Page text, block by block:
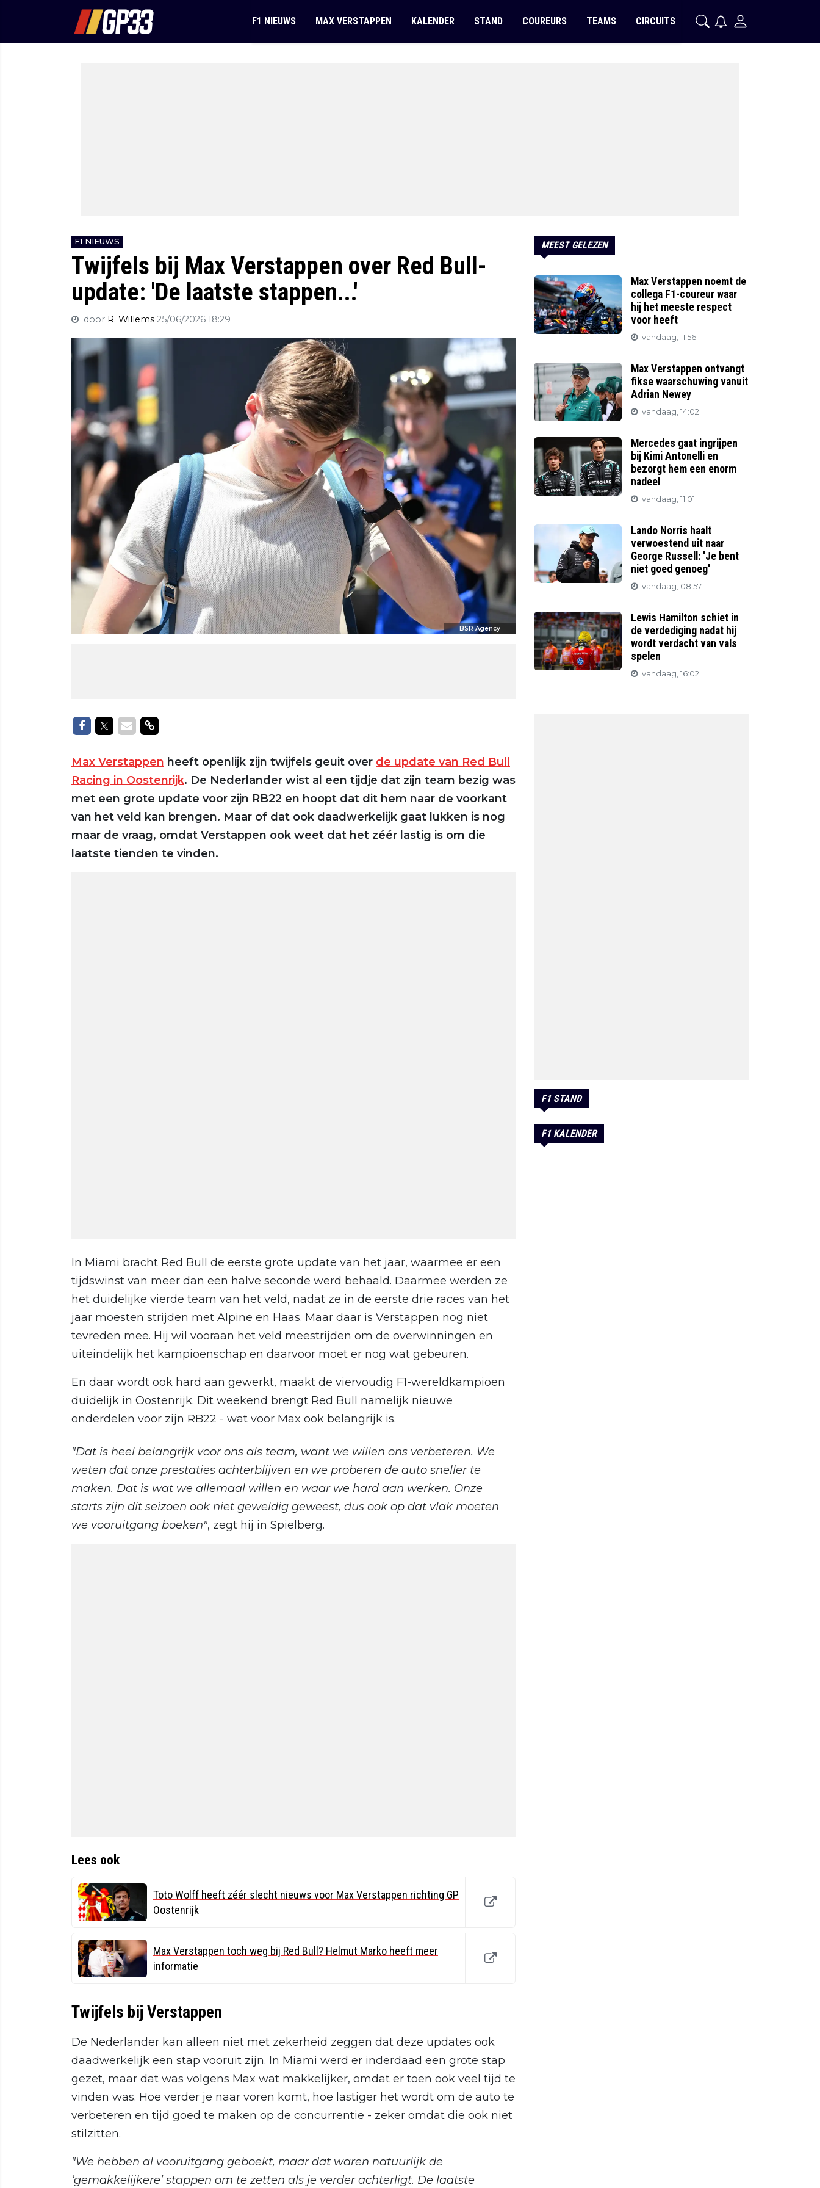
F1 NIEUWS MAX VERSTAPPEN KALENDER STAND COUREURS TEAMS CIRCUITS
F1 NIEUWS
Twijfels bij Max Verstappen over Red Bull-
update: 'De laatste stappen...'
door R. Willems 25/06/2026 18:29
BSR Agency
Delen op Facebook
Delen op Twitter
Delen via Mail
Delen via link
Max Verstappen heeft openlijk zijn twijfels geuit over de update van Red Bull
Racing in Oostenrijk. De Nederlander wist al een tijdje dat zijn team bezig was
met een grote update voor zijn RB22 en hoopt dat dit hem naar de voorkant
van het veld kan brengen. Maar of dat ook daadwerkelijk gaat lukken is nog
maar de vraag, omdat Verstappen ook weet dat het zéér lastig is om die
laatste tienden te vinden.
In Miami bracht Red Bull de eerste grote update van het jaar, waarmee er een
tijdswinst van meer dan een halve seconde werd behaald. Daarmee werden ze
het duidelijke vierde team van het veld, nadat ze in de eerste drie races van het
jaar moesten strijden met Alpine en Haas. Maar daar is Verstappen nog niet
tevreden mee. Hij wil vooraan het veld meestrijden om de overwinningen en
uiteindelijk het kampioenschap en daarvoor moet er nog wat gebeuren.
En daar wordt ook hard aan gewerkt, maakt de viervoudig F1-wereldkampioen
duidelijk in Oostenrijk. Dit weekend brengt Red Bull namelijk nieuwe
onderdelen voor zijn RB22 - wat voor Max ook belangrijk is.
"Dat is heel belangrijk voor ons als team, want we willen ons verbeteren. We
weten dat onze prestaties achterblijven en we proberen de auto sneller te
maken. Dat is wat we allemaal willen en waar we hard aan werken. Onze
starts zijn dit seizoen ook niet geweldig geweest, dus ook op dat vlak moeten
we vooruitgang boeken", zegt hij in Spielberg.
Lees ook
Toto Wolff heeft zéér slecht nieuws voor Max Verstappen richting GP
Oostenrijk
Max Verstappen toch weg bij Red Bull? Helmut Marko heeft meer
informatie
Twijfels bij Verstappen
De Nederlander kan alleen niet met zekerheid zeggen dat deze updates ook
daadwerkelijk een stap vooruit zijn. In Miami werd er inderdaad een grote stap
gezet, maar dat was volgens Max wat makkelijker, omdat er toen ook veel tijd te
vinden was. Hoe verder je naar voren komt, hoe lastiger het wordt om de auto te
verbeteren en tijd goed te maken op de concurrentie - zeker omdat die ook niet
stilzitten.
"We hebben al vooruitgang geboekt, maar dat waren natuurlijk de
‘gemakkelijkere’ stappen om te zetten als je verder achterligt. De laatste
MEEST GELEZEN
Max Verstappen noemt de
collega F1-coureur waar
hij het meeste respect
voor heeft
vandaag, 11:56
Max Verstappen ontvangt
fikse waarschuwing vanuit
Adrian Newey
vandaag, 14:02
Mercedes gaat ingrijpen
bij Kimi Antonelli en
bezorgt hem een enorm
nadeel
vandaag, 11:01
Lando Norris haalt
verwoestend uit naar
George Russell: 'Je bent
niet goed genoeg'
vandaag, 08:57
Lewis Hamilton schiet in
de verdediging nadat hij
wordt verdacht van vals
spelen
vandaag, 16:02
F1 STAND
F1 KALENDER